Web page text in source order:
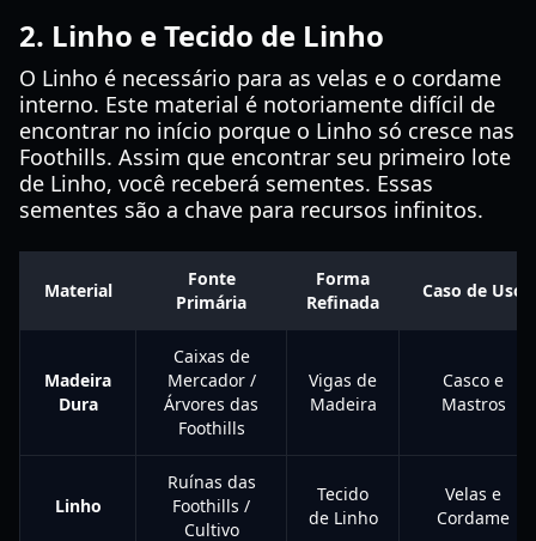
2. Linho e Tecido de Linho
O Linho é necessário para as velas e o cordame
interno. Este material é notoriamente difícil de
encontrar no início porque o Linho só cresce nas
Foothills. Assim que encontrar seu primeiro lote
de Linho, você receberá sementes. Essas
sementes são a chave para recursos infinitos.
Material
Fonte
Primária
Forma
Refinada
Caso de Uso
Madeira
Dura
Caixas de
Mercador /
Árvores das
Foothills
Vigas de
Madeira
Casco e
Mastros
Linho
Ruínas das
Foothills /
Cultivo
Tecido
de Linho
Velas e
Cordame